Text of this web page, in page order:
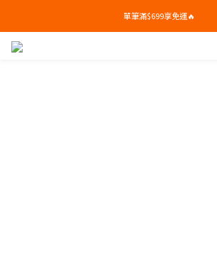
單筆滿$699享免運🔥
單筆滿$699享免運🔥